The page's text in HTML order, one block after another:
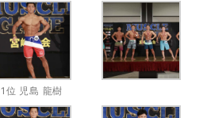
1位 児島 龍樹